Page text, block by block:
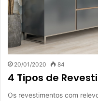
20/01/2020 84
4 Tipos de
Os revestimentos com